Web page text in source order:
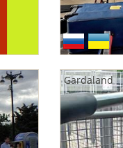
Gardaland